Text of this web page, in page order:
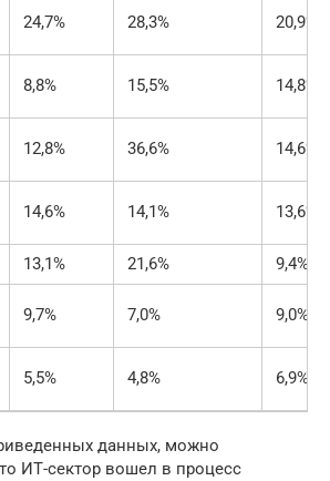
24,7% 28,3% 20,9%
8,8% 15,5% 14,8%
12,8% 36,6% 14,6%
14,6% 14,1% 13,6%
13,1% 21,6%
9,4%
9,7% 7,0% 9,0%
5,5% 4,8% 6,9%
данных, можно
ИТ-сектор вошел в процесс